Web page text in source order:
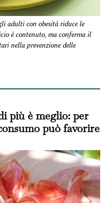
adulti con obesità riduce le
è contenuto, ma conferma il
nella prevenzione delle
più è meglio: per
può favorire